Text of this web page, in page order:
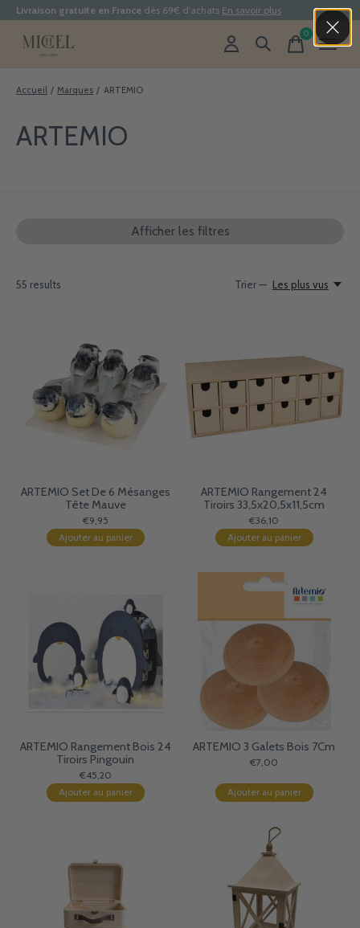
Livraison gratuite en France dès 69€ d'achats En savoir plus
0items
Accueil / Marques / ARTEMIO
ARTEMIO
Afficher les filtres
55 results Trier — Les plus vus
ARTEMIO Set De 6 Mésanges
Tête Mauve
€9,95
Ajouter au panier
ARTEMIO Rangement 24
Tiroirs 33,5x20,5x11,5cm
€36,10
Ajouter au panier
ARTEMIO Rangement Bois 24
Tiroirs Pingouin
€45,20
Ajouter au panier
ARTEMIO 3 Galets Bois 7Cm
€7,00
Ajouter au panier